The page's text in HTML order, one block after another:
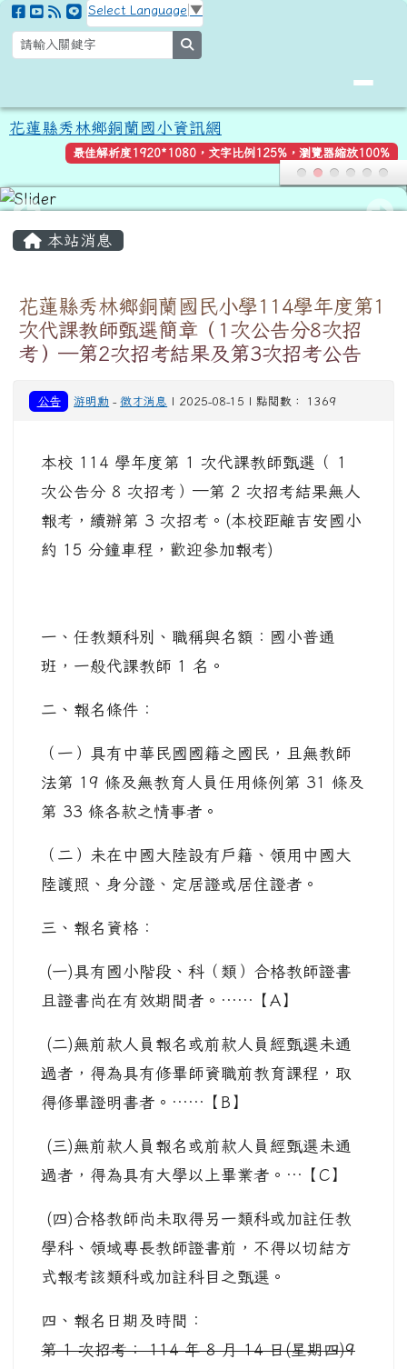
跳至主內容區
花蓮縣秀林鄉銅蘭國小資訊網
Select Language ▼
花蓮縣秀林鄉銅蘭國小資訊網
最佳解析度1920*1080，文字比例125%，瀏覽器縮放100%
本站消息
花蓮縣秀林鄉銅蘭國民小學114學年度第1
次代課教師甄選簡章（1次公告分8次招
考）─第2次招考結果及第3次招考公告
公告 游明勳 -徵才消息 | 2025-08-15 | 點閱數： 1369
本校 114 學年度第 1 次代課教師甄選（ 1
次公告分 8 次招考）─第 2 次招考結果無人
報考，續辦第 3 次招考。(本校距離吉安國小
約 15 分鐘車程，歡迎參加報考)
一、任教類科別、職稱與名額：國小普通
班，一般代課教師 1 名。
二、報名條件：
（一）具有中華民國國籍之國民，且無教師
法第 19 條及無教育人員任用條例第 31 條及
第 33 條各款之情事者。
（二）未在中國大陸設有戶籍、領用中國大
陸護照、身分證、定居證或居住證者。
三、報名資格：
(一)具有國小階段、科（類）合格教師證書
且證書尚在有效期間者。……【A】
(二)無前款人員報名或前款人員經甄選未通
過者，得為具有修畢師資職前教育課程，取
得修畢證明書者。……【B】
(三)無前款人員報名或前款人員經甄選未通
過者，得為具有大學以上畢業者。…【C】
(四)合格教師尚未取得另一類科或加註任教
學科、領域專長教師證書前，不得以切結方
式報考該類科或加註科目之甄選。
四、報名日期及時間：
第 1 次招考： 114 年 8 月 14 日(星期四)9